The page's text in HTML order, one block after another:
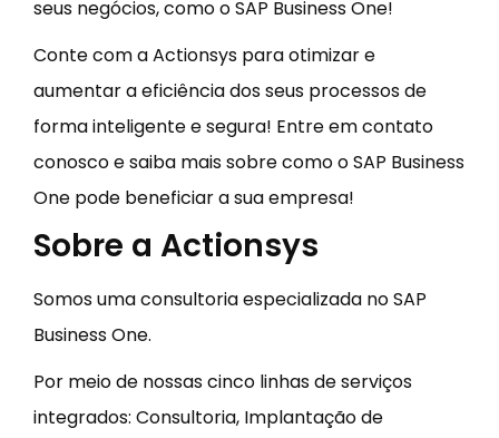
seus negócios, como o SAP Business One!
Conte com a Actionsys para otimizar e
aumentar a eficiência dos seus processos de
forma inteligente e segura! Entre em contato
conosco e saiba mais sobre como o SAP Business
One pode beneficiar a sua empresa!
Sobre a Actionsys
Somos uma consultoria especializada no SAP
Business One.
Por meio de nossas cinco linhas de serviços
integrados: Consultoria, Implantação de